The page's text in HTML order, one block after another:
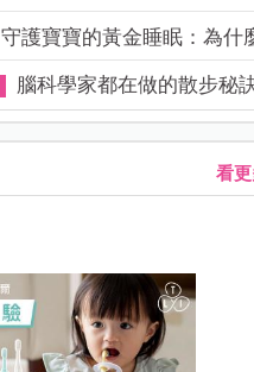
守護寶寶的黃金睡眠：為什
腦科學家都在做的散步秘訣！
看